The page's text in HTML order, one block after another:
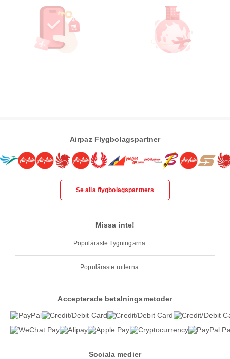
Airpaz Flygbolagspartner
Se alla flygbolagspartners
Missa inte!
Populäraste flygningarna
Populäraste rutterna
Accepterade betalningsmetoder
Sociala medier